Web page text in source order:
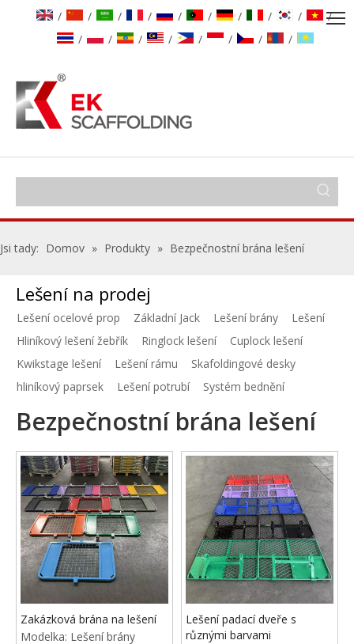
/ / / / / / / / /
/
/
/ / / / / / /
Jsi tady: Domov » Produkty » Bezpečnostní brána lešení
Lešení na prodej
Lešení ocelové prop Základní Jack Lešení brány
Lešení
Hliníkový lešení žebřík
Ringlock lešení
Cuplock lešení
Kwikstage lešení
Lešení rámu
Skafoldingové desky
hliníkový paprsek
Lešení potrubí Systém bednění
Bezpečnostní brána lešení
Zakázková brána na lešení
Modelka: Lešení brány
Lešení padací dveře s
různými barvami